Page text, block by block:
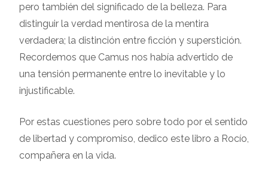
pero también del significado de la belleza. Para
distinguir la verdad mentirosa de la mentira
verdadera; la distinción entre ficción y superstición.
Recordemos que Camus nos había advertido de
una tensión permanente entre lo inevitable y lo
injustificable.
Por estas cuestiones pero sobre todo por el sentido
de libertad y compromiso, dedico este libro a Rocío,
compañera en la vida.